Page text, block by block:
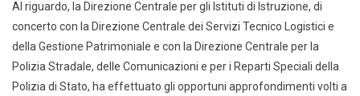
Al riguardo, la Direzione Centrale per gli Istituti di Istruzione, di
concerto con la Direzione Centrale dei Servizi Tecnico Logistici e
della Gestione Patrimoniale e con la Direzione Centrale per la
Polizia Stradale, delle Comunicazioni e per i Reparti Speciali della
Polizia di Stato, ha effettuato gli opportuni approfondimenti volti a